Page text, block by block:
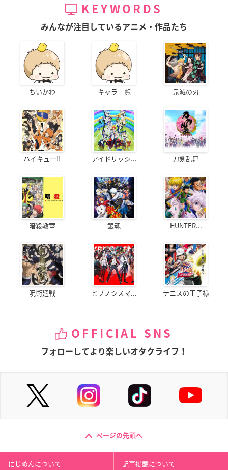
KEYWORDS
みんなが注目しているアニメ・作品たち
ちいかわ キャラ一覧 鬼滅の刃
ハイキュー!! アイドリッシ... 刀剣乱舞
暗殺教室 銀魂 HUNTER...
呪術廻戦 ヒプノシスマ... テニスの王子様
OFFICIAL SNS
フォローしてより楽しいオタクライフ！
ページの先頭へ
にじめんについて 記事掲載について